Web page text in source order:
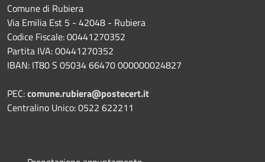
Comune di Rubiera
Via Emilia Est 5 - 42048 - Rubiera
Codice Fiscale: 00441270352
Partita IVA: 00441270352
IBAN: IT80 S 05034 66470 000000024827
PEC:comune.rubiera@postecert.it
Centralino Unico: 0522 622211